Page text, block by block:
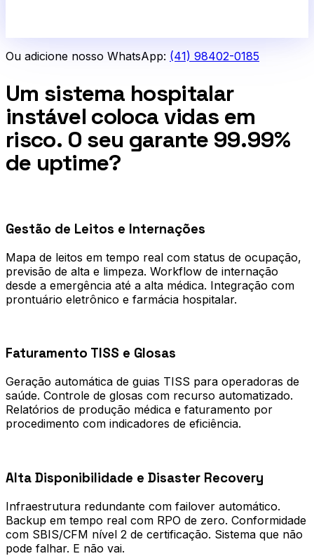
Ou adicione nosso WhatsApp: (41) 98402-0185
Um sistema hospitalar
instável coloca vidas em
risco. O seu garante 99.99%
de uptime?
Gestão de Leitos e Internações
Mapa de leitos em tempo real com status de ocupação,
previsão de alta e limpeza. Workflow de internação
desde a emergência até a alta médica. Integração com
prontuário eletrônico e farmácia hospitalar.
Faturamento TISS e Glosas
Geração automática de guias TISS para operadoras de
saúde. Controle de glosas com recurso automatizado.
Relatórios de produção médica e faturamento por
procedimento com indicadores de eficiência.
Alta Disponibilidade e Disaster Recovery
Infraestrutura redundante com failover automático.
Backup em tempo real com RPO de zero. Conformidade
com SBIS/CFM nível 2 de certificação. Sistema que não
pode falhar. E não vai.